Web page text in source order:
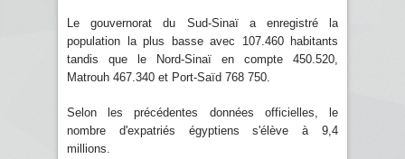
Le gouvernorat du Sud-Sinaï a enregistré la
population la plus basse avec 107.460 habitants
tandis que le Nord-Sinaï en compte 450.520,
Matrouh 467.340 et Port-Saïd 768 750.
Selon les précédentes données officielles, le
nombre d'expatriés égyptiens s'élève à 9,4
millions.